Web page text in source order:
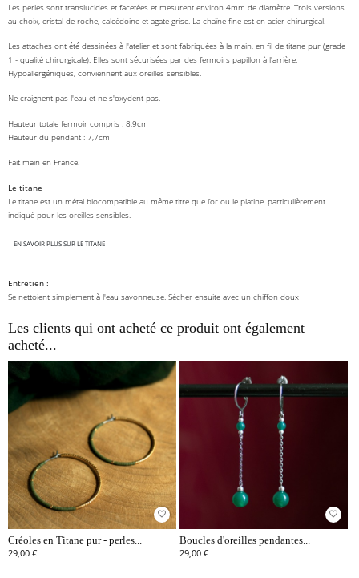
Les perles sont translucides et facetées et mesurent environ 4mm de diamètre. Trois versions
au choix, cristal de roche, calcédoine et agate grise. La chaîne fine est en acier chirurgical.
Les attaches ont été dessinées à l'atelier et sont fabriquées à la main, en fil de titane pur (grade
1 - qualité chirurgicale). Elles sont sécurisées par des fermoirs papillon à l'arrière.
Hypoallergéniques, conviennent aux oreilles sensibles.
Ne craignent pas l'eau et ne s'oxydent pas.
Hauteur totale fermoir compris : 8,9cm
Hauteur du pendant : 7,7cm
Fait main en France.
Le titane
Le titane est un métal biocompatible au même titre que l’or ou le platine, particulièrement
indiqué pour les oreilles sensibles.
EN SAVOIR PLUS SUR LE TITANE
Entretien :
Se nettoient simplement à l'eau savonneuse. Sécher ensuite avec un chiffon doux
Les clients qui ont acheté ce produit ont également
acheté...
favorite_border
Créoles en Titane pur - perles...
29,00 €
favorite_border
Boucles d'oreilles pendantes...
29,00 €